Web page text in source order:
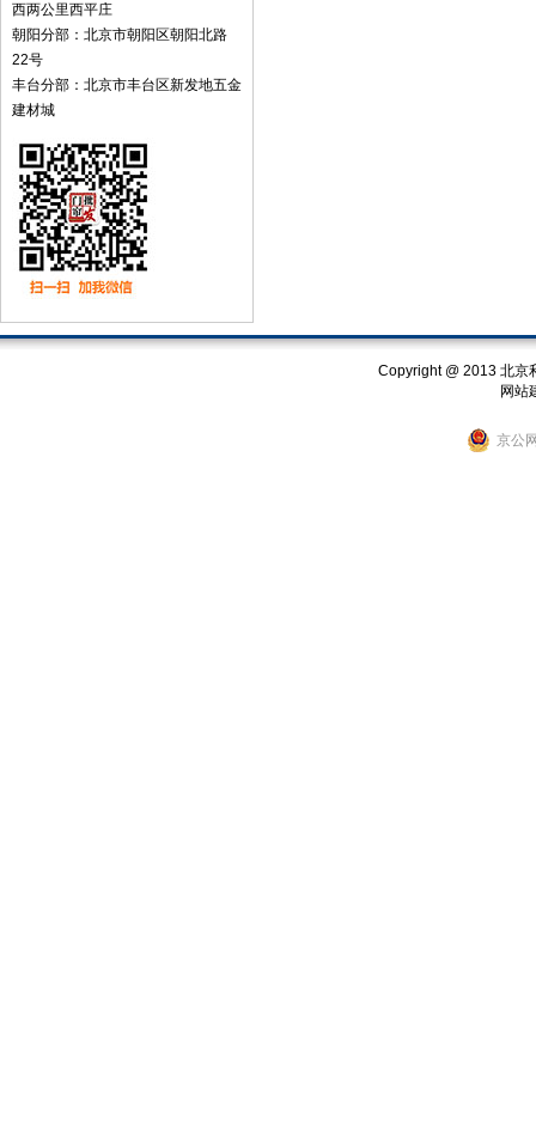
西两公里西平庄
朝阳分部：北京市朝阳区朝阳北路
22号
丰台分部：北京市丰台区新发地五金
建材城
Copyright @ 2013 北京
网站
京公